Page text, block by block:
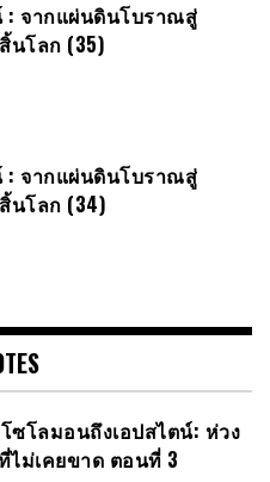
: จากแผ่นดินโบราณสู่
โลก​ (35)
: จากแผ่นดินโบราณสู่
โลก​ (34)
ซโลมอนถึงเอปสไตน์: ห่วง
ม่เคยขาด ตอนที่ 3